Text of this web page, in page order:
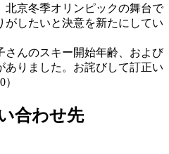
北京冬季オリンピックの舞台で
したいと決意を新たにしてい
さんのスキー開始年齢、および
ありました。お詫びして訂正い
合わせ先